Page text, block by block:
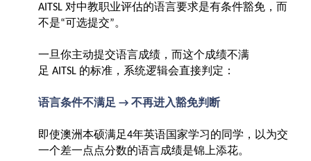
AITSL 对中教职业评估的语言要求是有条件豁免，而
不是“可选提交”。
一旦你主动提交语言成绩，而这个成绩不满
足 AITSL 的标准，系统逻辑会直接判定：
语言条件不满足 → 不再进入豁免判断
即使澳洲本硕满足4年英语国家学习的同学，以为交
一个差一点点分数的语言成绩是锦上添花。